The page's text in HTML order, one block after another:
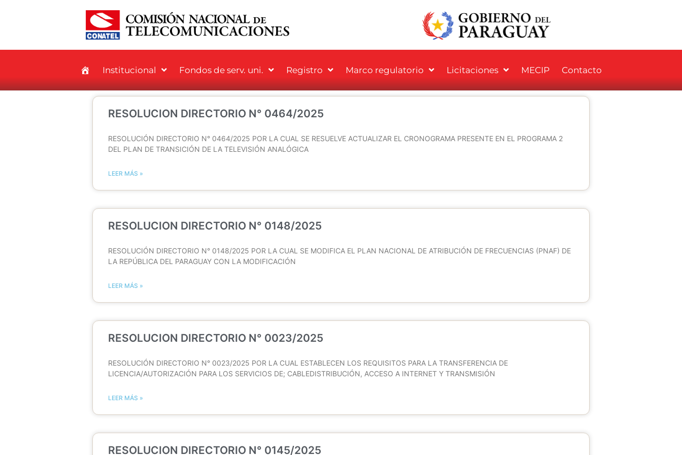
Institucional Fondos de serv. uni. Registro Marco regulatorio Licitaciones MECIP Contacto
RESOLUCION DIRECTORIO N° 0464/2025
RESOLUCIÓN DIRECTORIO N° 0464/2025 POR LA CUAL SE RESUELVE ACTUALIZAR EL CRONOGRAMA PRESENTE EN EL PROGRAMA 2
DEL PLAN DE TRANSICIÓN DE LA TELEVISIÓN ANALÓGICA
LEER MÁS »
RESOLUCION DIRECTORIO N° 0148/2025
RESOLUCIÓN DIRECTORIO N° 0148/2025 POR LA CUAL SE MODIFICA EL PLAN NACIONAL DE ATRIBUCIÓN DE FRECUENCIAS (PNAF) DE
LA REPÚBLICA DEL PARAGUAY CON LA MODIFICACIÓN
LEER MÁS »
RESOLUCION DIRECTORIO N° 0023/2025
RESOLUCIÓN DIRECTORIO N° 0023/2025 POR LA CUAL ESTABLECEN LOS REQUISITOS PARA LA TRANSFERENCIA DE
LICENCIA/AUTORIZACIÓN PARA LOS SERVICIOS DE; CABLEDISTRIBUCIÓN, ACCESO A INTERNET Y TRANSMISIÓN
LEER MÁS »
RESOLUCION DIRECTORIO N° 0145/2025